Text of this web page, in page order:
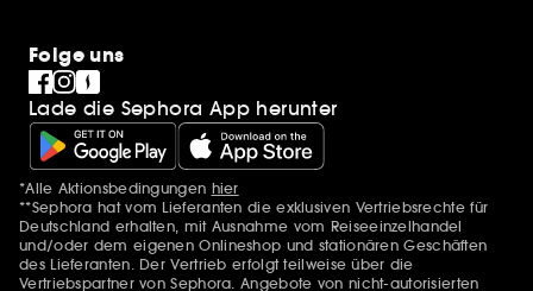
Folge uns
Lade die Sephora App herunter
Zusätzlich Erwähnungen
*Alle Aktionsbedingungen hier
**Sephora hat vom Lieferanten die exklusiven Vertriebsrechte für
Deutschland erhalten, mit Ausnahme vom Reiseeinzelhandel
und/oder dem eigenen Onlineshop und stationären Geschäften
des Lieferanten. Der Vertrieb erfolgt teilweise über die
Vertriebspartner von Sephora. Angebote von nicht-autorisierten